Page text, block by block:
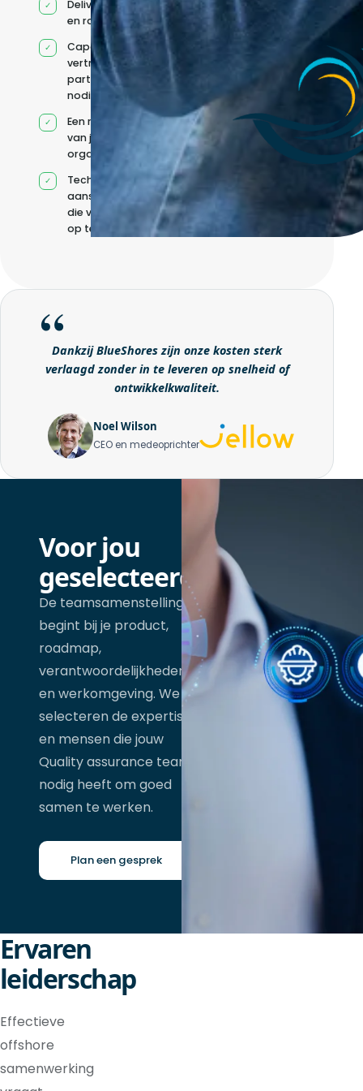
Deliverygovernance
en rapportage
Capaciteit via
vertrouwde
partners wanneer
nodig
Een model op maat
van jouw
organisatie
Technische
aansturing zonder
die volledig intern
op te bouwen
Dankzij BlueShores zijn onze kosten sterk
verlaagd zonder in te leveren op snelheid of
ontwikkelkwaliteit.
Noel Wilson
CEO en medeoprichter
Voor jou
geselecteerd
De teamsamenstelling
begint bij je product,
roadmap,
verantwoordelijkheden
en werkomgeving. We
selecteren de expertise
en mensen die jouw
Quality assurance team
nodig heeft om goed
samen te werken.
Plan een gesprek
Ervaren
leiderschap
Effectieve
offshore
samenwerking